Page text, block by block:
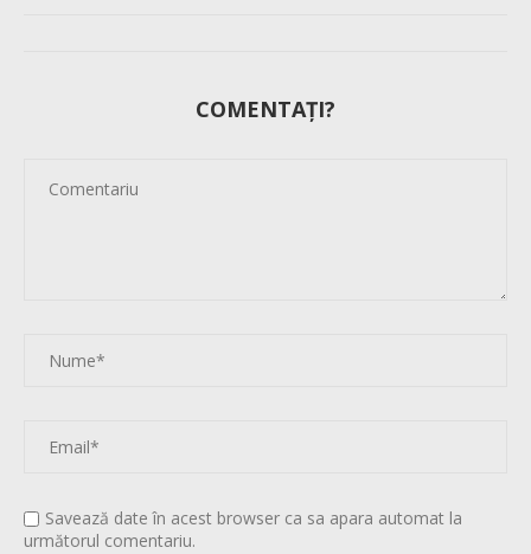
COMENTAȚI?
Savează date în acest browser ca sa apara automat la
următorul comentariu.